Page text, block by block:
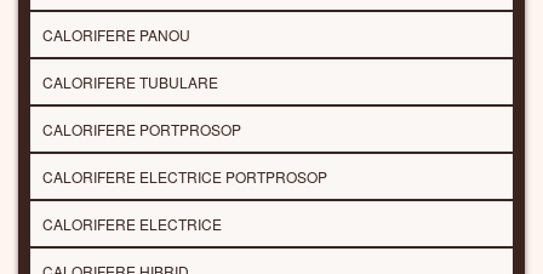
CALORIFERE PANOU
CALORIFERE TUBULARE
CALORIFERE PORTPROSOP
CALORIFERE ELECTRICE PORTPROSOP
CALORIFERE ELECTRICE